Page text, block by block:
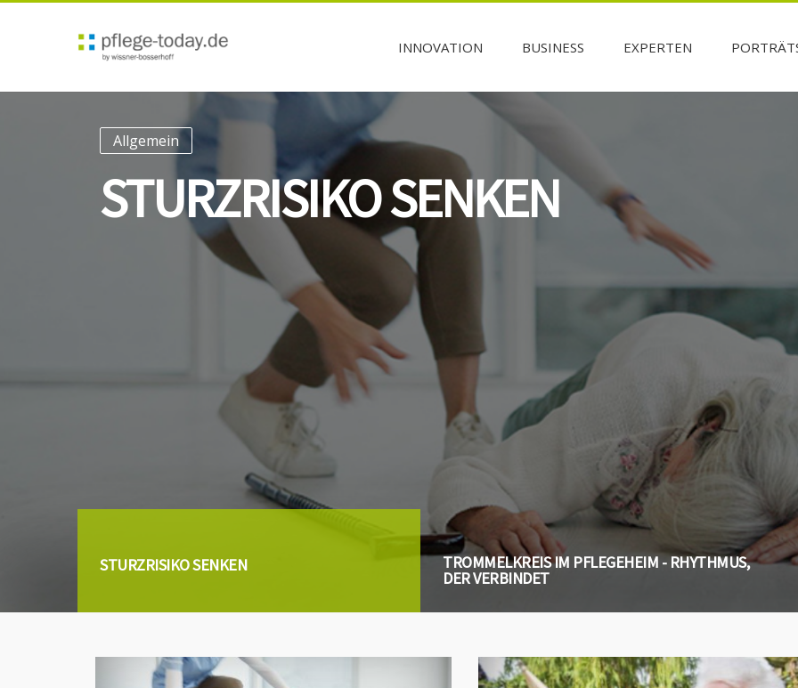
INNOVATION BUSINESS EXPERTEN
STURZRISIKO SENKEN TROMMELKREIS IM PFLEGEHEIM - RHYTHMUS,
DER VERBINDET
Allgemein
STURZRISIKO SENKEN